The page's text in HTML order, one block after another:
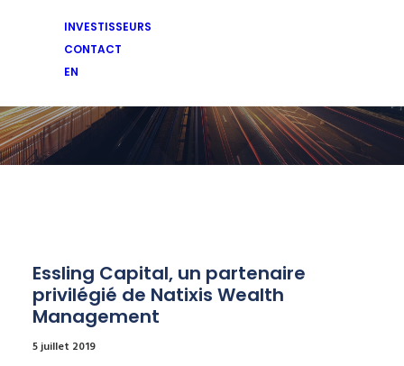
INVESTISSEURS
CONTACT
EN
Essling Capital, un partenaire
privilégié de Natixis Wealth
Management
5 juillet 2019